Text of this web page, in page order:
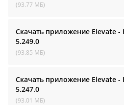
(93.77 МБ)
Скачать приложение Elevate -
5.249.0
(93.85 МБ)
Скачать приложение Elevate -
5.247.0
(93.01 МБ)